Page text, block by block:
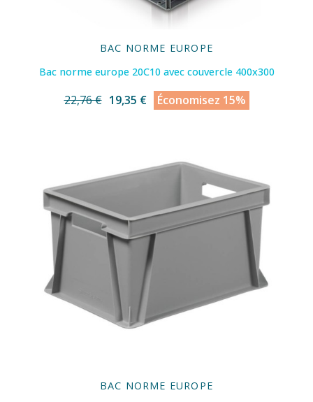
BAC NORME EUROPE
Bac norme europe 20C10 avec couvercle 400x300
22,76 € 19,35 € Économisez 15%
BAC NORME EUROPE